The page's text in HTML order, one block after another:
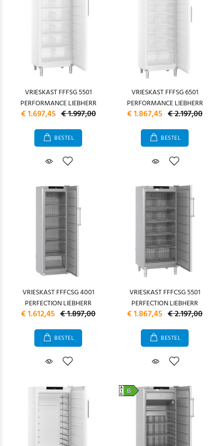
VRIESKAST FFFSG 5501
PERFORMANCE LIEBHERR
€ 1.697,45 € 1.997,00
BESTEL
VRIESKAST FFFSG 6501
PERFORMANCE LIEBHERR
€ 1.867,45 € 2.197,00
BESTEL
VRIESKAST FFFCSG 4001
PERFECTION LIEBHERR
€ 1.612,45 € 1.897,00
BESTEL
VRIESKAST FFFCSG 5501
PERFECTION LIEBHERR
€ 1.867,45 € 2.197,00
BESTEL